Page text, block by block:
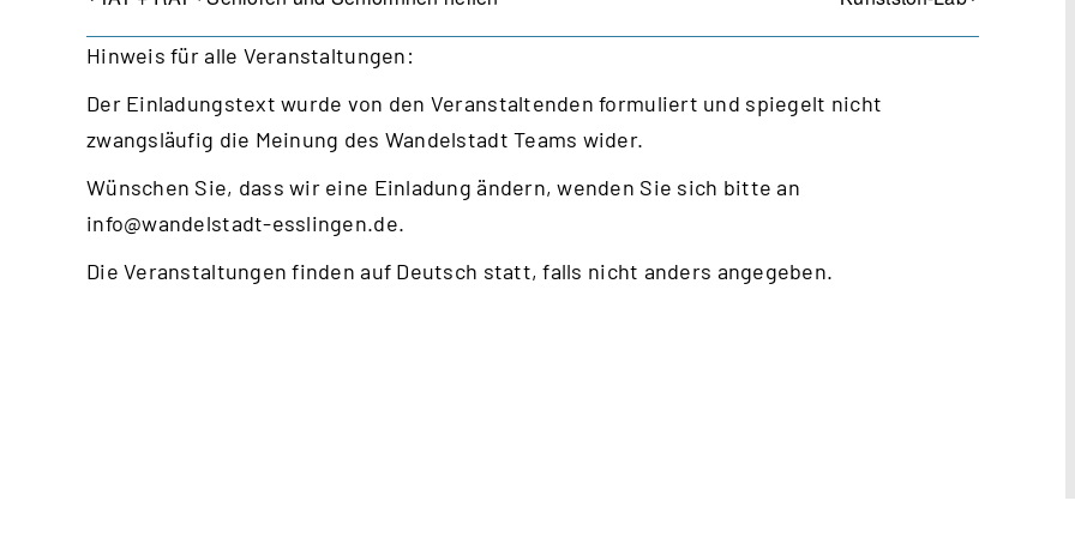
Hinweis für alle Veranstaltungen:
Der Einladungstext wurde von den Veranstaltenden formuliert und spiegelt nicht
zwangsläufig die Meinung des Wandelstadt Teams wider.
Wünschen Sie, dass wir eine Einladung ändern, wenden Sie sich bitte an
info@wandelstadt-esslingen.de.
Die Veranstaltungen finden auf Deutsch statt, falls nicht anders angegeben.